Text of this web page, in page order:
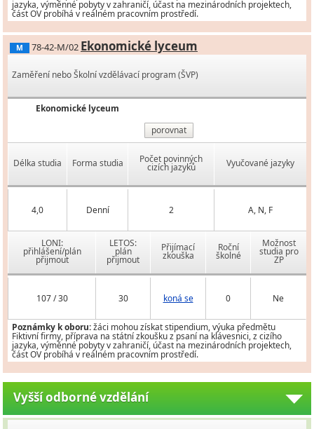
jazyka, výměnné pobyty v zahraničí, účast na mezinárodních projektech,
část OV probíhá v reálném pracovním prostředí.
M 78-42-M/02 Ekonomické lyceum
Zaměření nebo Školní vzdělávací program (ŠVP)
Ekonomické lyceum
porovnat
Délka studia Forma studia Počet povinných
cizích jazyků Vyučované jazyky
4,0 Denní 2 A, N, F
LONI:
přihlášení/plán
přijmout
LETOS:
plán
přijmout
Přijímací
zkouška
Roční
školné
Možnost
studia pro
ZP
107 / 30 30 koná se 0 Ne
Poznámky k oboru:žáci mohou získat stipendium, výuka předmětu
Fiktivní firmy, příprava na státní zkoušku z psaní na klávesnici, z cizího
jazyka, výměnné pobyty v zahraničí, účast na mezinárodních projektech,
část OV probíhá v reálném pracovním prostředí.
Vyšší odborné vzdělání